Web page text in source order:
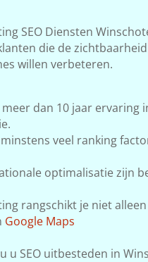
SEO Diensten
die de
willen verbeteren.
dan 10 jaar ervaring
veel ranking
optimalisatie zijn
rangschikt je niet
Google Maps
u SEO uitbesteden in